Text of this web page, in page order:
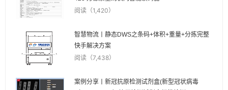
阅读（1,420）
智慧物流丨静态DWS之条码+体积+重量+分拣完整
快手解决方案
阅读（7,438）
案例分享丨新冠抗原检测试剂盒(新型冠状病毒